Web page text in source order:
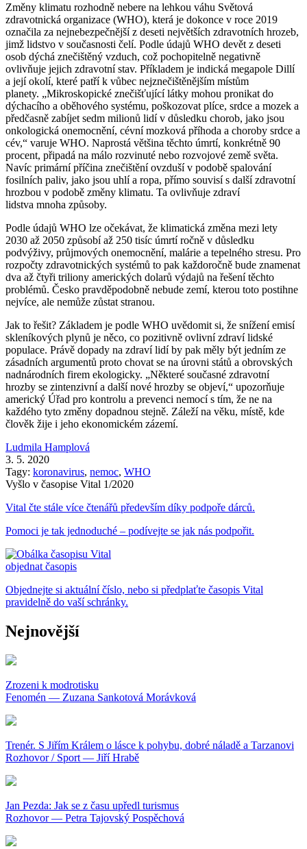
Změny klimatu rozhodně nebere na lehkou váhu Světová
zdravotnická organizace (WHO), která je dokonce v roce 2019
označila za nejnebezpečnější z deseti největších zdravotních hrozeb,
jimž lidstvo v současnosti čelí. Podle údajů WHO devět z deseti
osob dýchá znečištěný vzduch, což pochopitelně negativně
ovlivňuje jejich zdravotní stav. Příkladem je indická megapole Dillí
a její okolí, které patří k vůbec nejznečištěnějším místům
planety. „Mikroskopické znečišťující látky mohou pronikat do
dýchacího a oběhového systému, poškozovat plíce, srdce a mozek a
předčasně zabíjet sedm milionů lidí v důsledku chorob, jako jsou
onkologická onemocnění, cévní mozková příhoda a choroby srdce a
cév,“ varuje WHO. Naprostá většina těchto úmrtí, konkrétně 90
procent, připadá na málo rozvinuté nebo rozvojové země světa.
Navíc primární příčina znečištění ovzduší v podobě spalování
fosilních paliv, jako jsou uhlí a ropa, přímo souvisí s další zdravotní
hrozbou v podobě změny klimatu. Ta ovlivňuje zdraví
lidstva mnoha způsoby.
Podle údajů WHO lze očekávat, že klimatická změna mezi lety
2030 až 2050 způsobí až 250 tisíc úmrtí ročně v důsledku
podvýživy, průjmových onemocnění, malárie a tepelného stresu. Pro
rozpočty zdravotnických systémů to pak každoročně bude znamenat
dva až čtyři triliony amerických dolarů výdajů na řešení těchto
problémů. Česko pravděpodobně nebude zemí, kterou toto postihne
nejvíce, ale nemůže zůstat stranou.
Jak to řešit? Základem je podle WHO uvědomit si, že snížení emisí
skleníkových plynů je něco, co pozitivně ovlivní zdraví lidské
populace. Právě dopady na zdraví lidí by pak měly být jedním ze
zásadních argumentů proto chovat se na úrovni států a obrovských
nadnárodních firem ekologicky. „Některé současné zdravotní
hrozby se zintenzivní a další nové hrozby se objeví,“ upozorňuje
americký Úřad pro kontrolu a prevenci nemocí s tím, že ne na
každého tyto změny dopadnou stejně. Záleží na věku, místě, kde
člověk žije i jeho ekonomickém zázemí.
Ludmila Hamplová
3. 5. 2020
Tagy: koronavirus, nemoc, WHO
Vyšlo v časopise Vital 1/2020
Vital čte stále více čtenářů především díky podpoře dárců.
Pomoci je tak jednoduché – podívejte se jak nás podpořit.
objednat časopis
Objednejte si aktuální číslo, nebo si předplaťte časopis Vital
pravidelně do vaší schránky.
Nejnovější
Zrozeni k modrotisku
Fenomén — Zuzana Sankotová Morávková
Trenér. S Jiřím Králem o lásce k pohybu, dobré náladě a Tarzanovi
Rozhovor / Sport — Jiří Hrabě
Jan Pezda: Jak se z času upředl turismus
Rozhovor — Petra Tajovský Pospěchová